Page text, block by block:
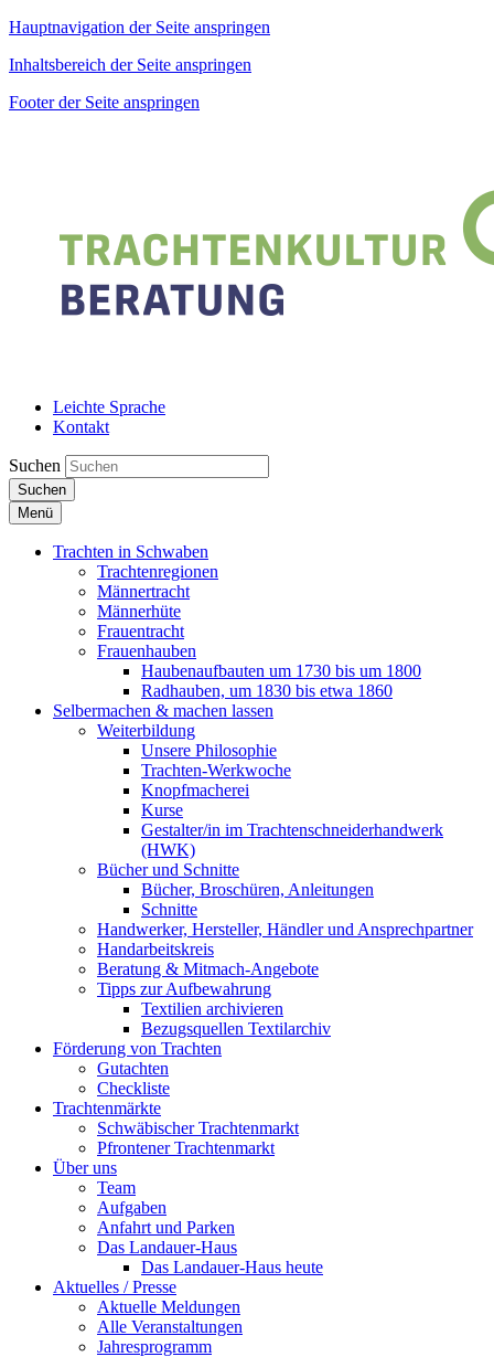
Hauptnavigation der Seite anspringen
Inhaltsbereich der Seite anspringen
Footer der Seite anspringen
Leichte Sprache
Kontakt
Suchen
Suchen
Menü
Trachten in Schwaben
Trachtenregionen
Männertracht
Männerhüte
Frauentracht
Frauenhauben
Haubenaufbauten um 1730 bis um 1800
Radhauben, um 1830 bis etwa 1860
Selbermachen & machen lassen
Weiterbildung
Unsere Philosophie
Trachten-Werkwoche
Knopfmacherei
Kurse
Gestalter/in im Trachtenschneiderhandwerk
(HWK)
Bücher und Schnitte
Bücher, Broschüren, Anleitungen
Schnitte
Handwerker, Hersteller, Händler und Ansprechpartner
Handarbeitskreis
Beratung & Mitmach-Angebote
Tipps zur Aufbewahrung
Textilien archivieren
Bezugsquellen Textilarchiv
Förderung von Trachten
Gutachten
Checkliste
Trachtenmärkte
Schwäbischer Trachtenmarkt
Pfrontener Trachtenmarkt
Über uns
Team
Aufgaben
Anfahrt und Parken
Das Landauer-Haus
Das Landauer-Haus heute
Aktuelles / Presse
Aktuelle Meldungen
Alle Veranstaltungen
Jahresprogramm